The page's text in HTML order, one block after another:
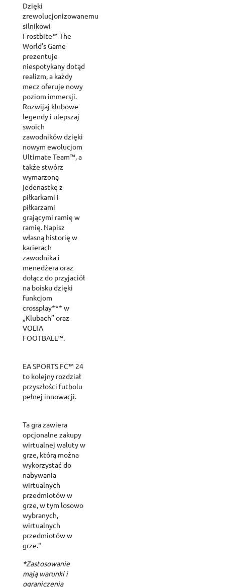
Dzięki
zrewolucjonizowanemu
silnikowi
Frostbite™ The
World’s Game
prezentuje
niespotykany dotąd
realizm, a każdy
mecz oferuje nowy
poziom immersji.
Rozwijaj klubowe
legendy i ulepszaj
swoich
zawodników dzięki
nowym ewolucjom
Ultimate Team™, a
także stwórz
wymarzoną
jedenastkę z
piłkarkami i
piłkarzami
grającymi ramię w
ramię. Napisz
własną historię w
karierach
zawodnika i
menedżera oraz
dołącz do przyjaciół
na boisku dzięki
funkcjom
crossplay*** w
„Klubach” oraz
VOLTA
FOOTBALL™.
EA SPORTS FC™ 24
to kolejny rozdział
przyszłości futbolu
pełnej innowacji.
Ta gra zawiera
opcjonalne zakupy
wirtualnej waluty w
grze, którą można
wykorzystać do
nabywania
wirtualnych
przedmiotów w
grze, w tym losowo
wybranych,
wirtualnych
przedmiotów w
grze."
*Zastosowanie
mają warunki i
ograniczenia